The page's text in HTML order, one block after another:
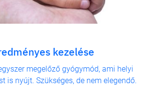
kezelése
megelőző gyógymód, ami helyi
is nyújt. Szükséges, de nem elegendő.